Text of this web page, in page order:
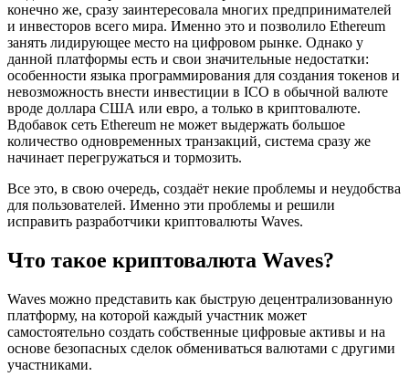
конечно же, сразу заинтересовала многих предпринимателей
и инвесторов всего мира. Именно это и позволило Ethereum
занять лидирующее место на цифровом рынке. Однако у
данной платформы есть и свои значительные недостатки:
особенности языка программирования для создания токенов и
невозможность внести инвестиции в ICO в обычной валюте
вроде доллара США или евро, а только в криптовалюте.
Вдобавок сеть Ethereum не может выдержать большое
количество одновременных транзакций, система сразу же
начинает перегружаться и тормозить.
Все это, в свою очередь, создаёт некие проблемы и неудобства
для пользователей. Именно эти проблемы и решили
исправить разработчики криптовалюты Waves.
Что такое криптовалюта Waves?
Waves можно представить как быструю децентрализованную
платформу, на которой каждый участник может
самостоятельно создать собственные цифровые активы и на
основе безопасных сделок обмениваться валютами с другими
участниками.